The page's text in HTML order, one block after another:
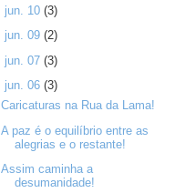
jun. 10 (3)
jun. 09 (2)
jun. 07 (3)
jun. 06 (3)
Caricaturas na Rua da Lama!
A paz é o equilíbrio entre as
alegrias e o restante!
Assim caminha a
desumanidade!